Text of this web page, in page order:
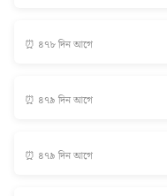
⏰ ৪৭৮ দিন আগে
⏰ ৪৭৯ দিন আগে
⏰ ৪৭৯ দিন আগে